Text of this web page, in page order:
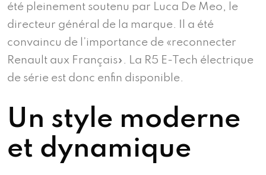
été pleinement soutenu par Luca De Meo, le
directeur général de la marque. Il a été
convaincu de l’importance de «reconnecter
Renault aux Français». La R5 E-Tech électrique
de série est donc enfin disponible.
Un style moderne
et dynamique